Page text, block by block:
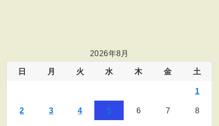
2026年8月
日 月 火 水 木 金 土
1
2 3 4 5 6 7 8